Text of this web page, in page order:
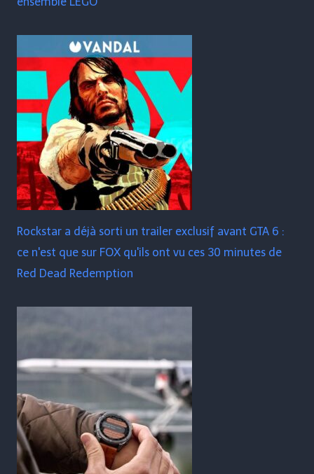
Rockstar a déjà sorti un trailer exclusif avant GTA 6 :
ce n'est que sur FOX qu'ils ont vu ces 30 minutes de
Red Dead Redemption